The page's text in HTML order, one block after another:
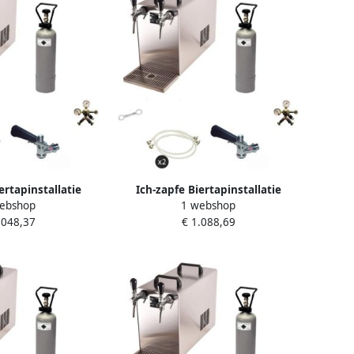
2-lijns
droge koeler
Ich-zapfe Biertapinstallatie
STREAM 50 Compleetset 2-Lijns
Doorstroomsijpelkoeler 55 l u
1 webshop
€ 1.088,69